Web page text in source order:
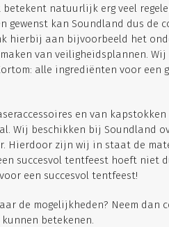
natuurlijk erg veel
gewenst kan Soundland dus de
hierbij aan bijvoorbeeld het
van veiligheidsplannen.
alle ingrediënten voor
en van
Wij beschikken bij Soundland
Hierdoor zijn wij in staat de
succesvol tentfeest hoeft niet
een succesvol tentfeest!
de mogelijkheden? Neem
betekenen.